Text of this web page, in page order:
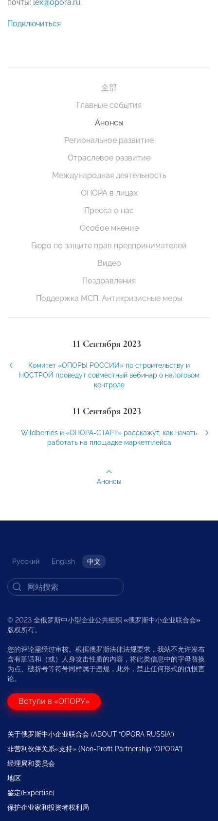
почты: lex@opora.ru
Подключиться
全部
Главные события
Анонсы
Региональное развитие
Отраслевое развитие
Международная деятельность
ОПОРА в лицах
Пресса о нас
Особое мнение
Бюро по защите прав предпринимателей
Видео
Поздравления
Поддержка МСП. Антикризисные меры
11 Сентября 2023
Комитет «ОПОРЫ РОССИИ» по строительству и
НОСТРОЙ проведут совместный вебинар о налоговом
контроле
11 Сентября 2023
Wildberries и «ОПОРА-СТАРТ» расскажут, как начать
работать на площадке маркетплейса
Анонсы
Русский English 中文
© 2023 全俄罗斯中小型企业公共组织 «俄罗斯中小企业联合会»
版权所有。
您的评论需经过审核。根据俄罗斯法律法规要求，我站不允许发布
含有脏话和（或）人身攻击性质的内容，将此类信息中的字母替换
为点、破折号等符号同样属于违规，此外，禁止任何形式的仇恨言
论。
Вступи в «ОПОРУ»
关于俄罗斯中小企业联合会 (ABOUT “OPORA RUSSIA”)
非营利伙伴关系«支持» (Non-Profit Partnership “OPORA”)
经理局和委员会
地区
鉴定(Expertise)
保护企业家和投资者权利局